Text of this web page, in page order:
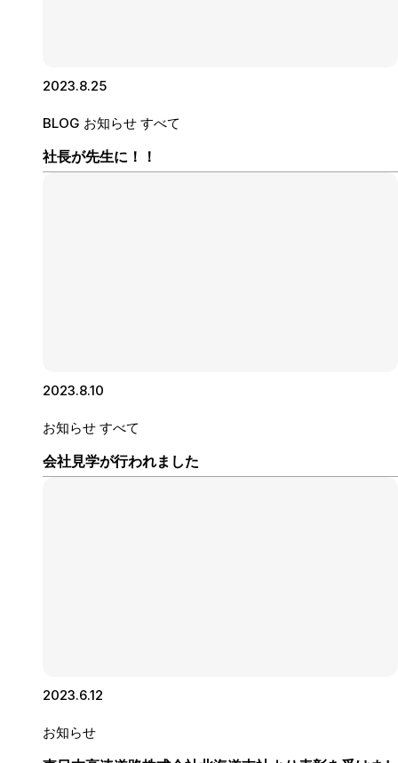
2023.8.25
BLOG お知らせ すべて
社長が先生に！！
2023.8.10
お知らせ すべて
会社見学が行われました
2023.6.12
お知らせ